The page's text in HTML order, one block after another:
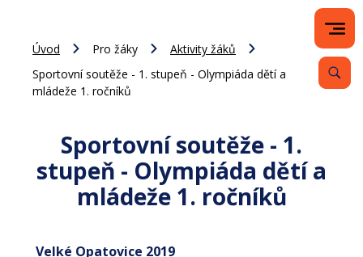
Úvod Pro žáky
Aktivity žáků
Sportovní soutěže - 1. stupeň - Olympiáda dětí a
mládeže 1. ročníků
Sportovní soutěže - 1.
stupeň - Olympiáda dětí a
mládeže 1. ročníků
Velké Opatovice 2019